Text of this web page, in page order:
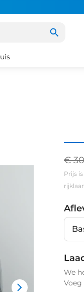
€
Prijs
We
Voeg